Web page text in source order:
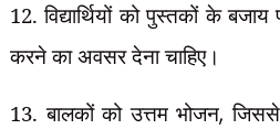
12. विद्यार्थियों को पुस्तकों के बजाय
करने का अवसर देना चाहिए।
13. बालकों को उत्तम भोजन,